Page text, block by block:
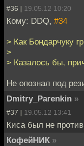
#36 | 19.05.12 10:20
Кому: DDQ, #34
> Как Бондарчуку
>
> Казалось бы,
Не опознал под
Dmitry_Parenkin »
#37 | 19.05.12 13:41
Киса был не
КофейНИК »